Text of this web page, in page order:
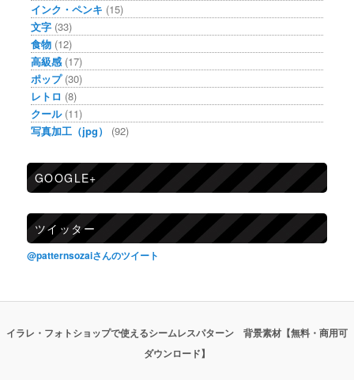
インク・ペンキ (15)
文字 (33)
食物 (12)
高級感 (17)
ポップ(30)
レトロ (8)
クール(11)
写真加工（jpg）
(92)
GOOGLE+
ツイッター
@patternsozaiさんのツイート
イラレ・フォトショップで使えるシームレスパターン 背景素材【無料・商用可
ダウンロード】